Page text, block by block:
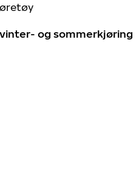
og sommerkjøring